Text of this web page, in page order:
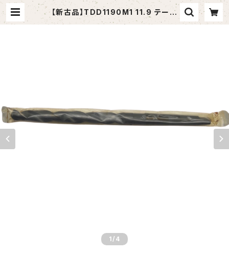
【新古品】TDD1190M1 11.9 テーパ
ーシャンクドリル 11.9xMT1 (KOBE
1 /4